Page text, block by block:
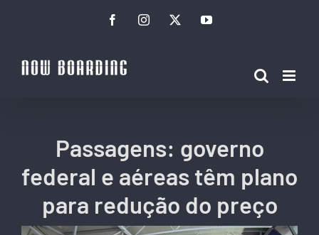
conteúdo
FacebookInstagramTwitterYouTube
Passagens: governo
federal e aéreas têm plano
para redução do preço